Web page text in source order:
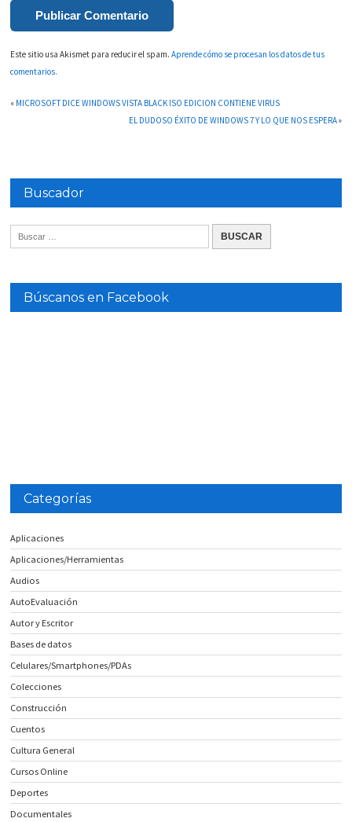
Este sitio usa Akismet para reducir el spam.Aprende cómo se procesan los datos de tus
comentarios.
« MICROSOFT DICE WINDOWS VISTA BLACK ISO EDICION CONTIENE VIRUS
EL DUDOSO ÉXITO DE WINDOWS 7 Y LO QUE NOS ESPERA»
Buscador
Búscanos en Facebook
Categorías
Aplicaciones
Aplicaciones/Herramientas
Audios
AutoEvaluación
Autor y Escritor
Bases de datos
Celulares/Smartphones/PDAs
Colecciones
Construcción
Cuentos
Cultura General
Cursos Online
Deportes
Documentales